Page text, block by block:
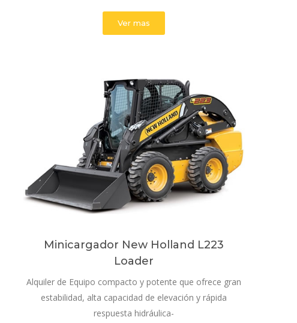
Ver mas
Minicargador New Holland L223
Loader
Alquiler de Equipo compacto y potente que ofrece gran
estabilidad, alta capacidad de elevación y rápida
respuesta hidráulica-